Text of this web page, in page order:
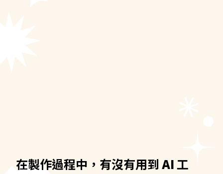
在製作過程中，有沒有用到 AI工